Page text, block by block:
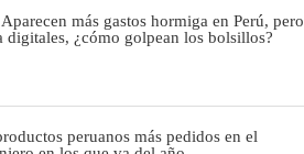
Aparecen más gastos hormiga en Perú, pero
digitales, ¿cómo golpean los bolsillos?
peruanos más pedidos en el